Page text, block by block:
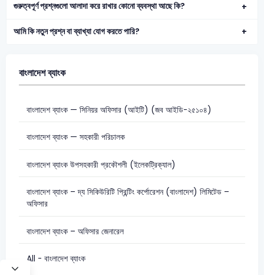
গুরুত্বপূর্ণ প্রশ্নগুলো আলাদা করে রাখার কোনো ব্যবস্থা আছে কি?
আমি কি নতুন প্রশ্ন বা ব্যাখ্যা যোগ করতে পারি?
বাংলাদেশ ব্যাংক
বাংলাদেশ ব্যাংক — সিনিয়র অফিসার (আইটি) (জব আইডি-২৫১০৪)
বাংলাদেশ ব্যাংক — সহকারী পরিচালক
বাংলাদেশ ব্যাংক উপসহকারী প্রকৌশলী (ইলেকট্রিক্যাল)
বাংলাদেশ ব্যাংক – দ্য সিকিউরিটি প্রিন্টিং কর্পোরেশন (বাংলাদেশ) লিমিটেড –
অফিসার
বাংলাদেশ ব্যাংক – অফিসার জেনারেল
All - বাংলাদেশ ব্যাংক